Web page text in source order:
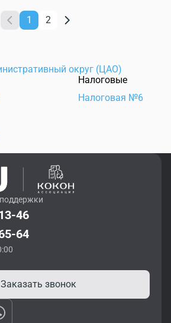
1 2
округ (ЦАО)
Налоговые
Налоговая №6
46
64
Заказать звонок